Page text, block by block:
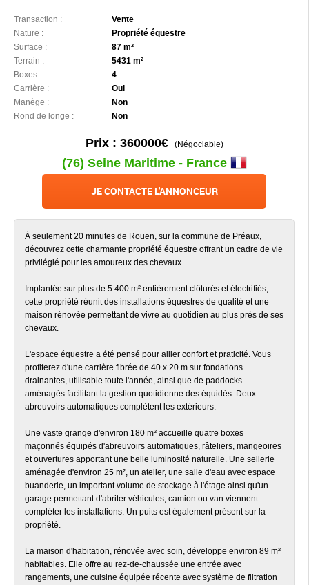
Transaction :
Vente
Nature :
Propriété équestre
Surface :
87 m²
Terrain :
5431 m²
Boxes :
4
Carrière :
Oui
Manège :
Non
Rond de longe :
Non
Prix : 360000€(Négociable)
(76) Seine Maritime - France
JE CONTACTE L'ANNONCEUR
À seulement 20 minutes de Rouen, sur la commune de Préaux,
découvrez cette charmante propriété équestre offrant un cadre de vie
privilégié pour les amoureux des chevaux.
Implantée sur plus de 5 400 m² entièrement clôturés et électrifiés,
cette propriété réunit des installations équestres de qualité et une
maison rénovée permettant de vivre au quotidien au plus près de ses
chevaux.
L'espace équestre a été pensé pour allier confort et praticité. Vous
profiterez d'une carrière fibrée de 40 x 20 m sur fondations
drainantes, utilisable toute l'année, ainsi que de paddocks
aménagés facilitant la gestion quotidienne des équidés. Deux
abreuvoirs automatiques complètent les extérieurs.
Une vaste grange d'environ 180 m² accueille quatre boxes
maçonnés équipés d'abreuvoirs automatiques, râteliers, mangeoires
et ouvertures apportant une belle luminosité naturelle. Une sellerie
aménagée d'environ 25 m², un atelier, une salle d'eau avec espace
buanderie, un important volume de stockage à l'étage ainsi qu'un
garage permettant d'abriter véhicules, camion ou van viennent
compléter les installations. Un puits est également présent sur la
propriété.
La maison d'habitation, rénovée avec soin, développe environ 89 m²
habitables. Elle offre au rez-de-chaussée une entrée avec
rangements, une cuisine équipée récente avec système de filtration